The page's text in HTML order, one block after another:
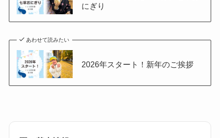
にぎり
あわせて読みたい
2026年スタート！新年のご挨拶